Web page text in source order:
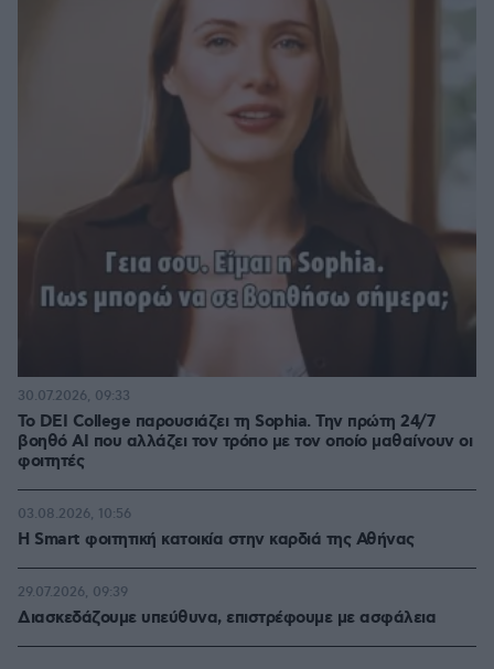
Το DEI College παρουσιάζει τη Sophia. Την πρώτη 24/7
βοηθό AI που αλλάζει τον τρόπο με τον οποίο μαθαίνουν οι
φοιτητές
30.07.2026, 09:33
Η Smart φοιτητική κατοικία στην καρδιά της Αθήνας
03.08.2026, 10:56
Διασκεδάζουμε υπεύθυνα, επιστρέφουμε με ασφάλεια
29.07.2026, 09:39